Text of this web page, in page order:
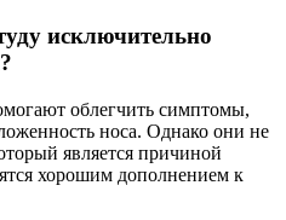
исключительно
облегчить симптомы,
носа. Однако они не
является причиной
хорошим дополнением к